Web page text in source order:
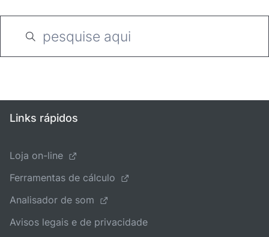
Links rápidos
Loja on-line
Ferramentas de cálculo
Analisador de som
Avisos legais e de privacidade